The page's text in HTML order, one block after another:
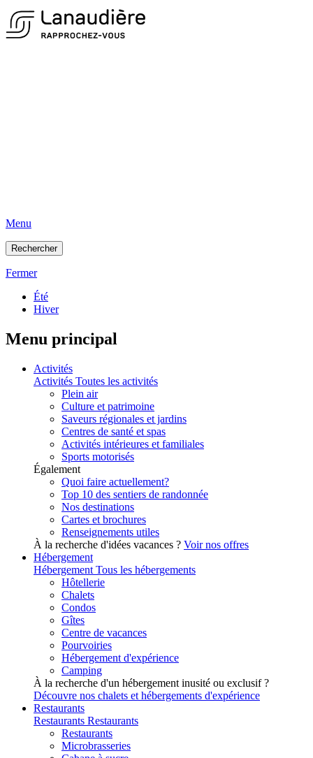
Menu
Rechercher
Fermer
Été
Hiver
Menu principal
Activités
Activités Toutes les activités
Plein air
Culture et patrimoine
Saveurs régionales et jardins
Centres de santé et spas
Activités intérieures et familiales
Sports motorisés
Également
Quoi faire actuellement?
Top 10 des sentiers de randonnée
Nos destinations
Cartes et brochures
Renseignements utiles
À la recherche d'idées vacances ? Voir nos offres
Hébergement
Hébergement Tous les hébergements
Hôtellerie
Chalets
Condos
Gîtes
Centre de vacances
Pourvoiries
Hébergement d'expérience
Camping
À la recherche d'un hébergement inusité ou exclusif ?
Découvre nos chalets et hébergements d'expérience
Restaurants
Restaurants Restaurants
Restaurants
Microbrasseries